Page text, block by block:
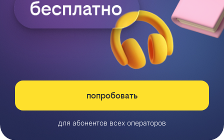
попробовать
для абонентов всех операторов